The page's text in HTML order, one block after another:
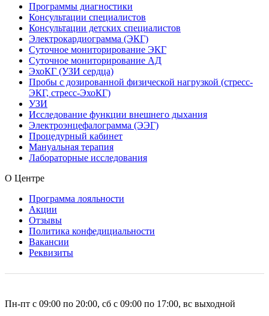
Программы диагностики
Консультации специалистов
Консультации детских специалистов
Электрокардиограмма (ЭКГ)
Суточное мониторирование ЭКГ
Суточное мониторирование АД
ЭхоКГ (УЗИ сердца)
Пробы с дозированной физической нагрузкой (стресс-
ЭКГ, стресс-ЭхоКГ)
УЗИ
Исследование функции внешнего дыхания
Электроэнцефалограмма (ЭЭГ)
Процедурный кабинет
Мануальная терапия
Лабораторные исследования
О Центре
Программа лояльности
Акции
Отзывы
Политика конфедициальности
Вакансии
Реквизиты
Пн-пт с 09:00 по 20:00, сб с 09:00 по 17:00, вс выходной